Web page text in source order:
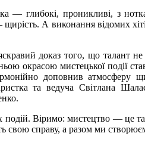
— глибокі, проникливі, з
А виконання відомих
доказ того, що талант
окрасою мистецької події
доповнив атмосферу
та ведуча Світлана
Віримо: мистецтво — це
свою справу, а разом ми